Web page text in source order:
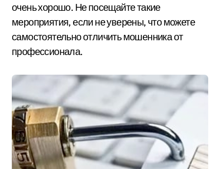
очень хорошо. Не посещайте такие
мероприятия, если не уверены, что можете
самостоятельно отличить мошенника от
профессионала.